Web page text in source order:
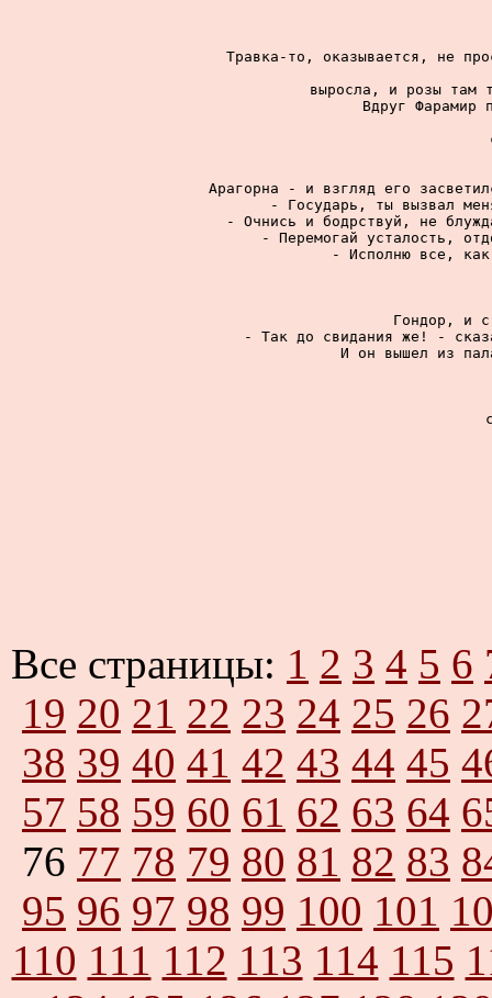
Травка-то, оказывается, не
выросла, и розы там
Вдруг Фарамир
Арагорна - и взгляд его
- Государь, ты вызвал
- Очнись и бодрствуй, не
- Перемогай усталость,
- Исполню все,
Гондор, и с
- Так до свидания же! -
И он вышел из
Все страницы: 1 2 3 4 5 6
19 20 21 22 23 24 25 26
38 39 40 41 42 43 44 45
57 58 59 60 61 62 63 64
76 77 78 79 80 81 82 83
95 96 97 98 99 100 101
110 111 112 113 114 115